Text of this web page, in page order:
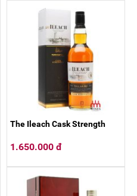
The Ileach Cask Strength
1.650.000 đ